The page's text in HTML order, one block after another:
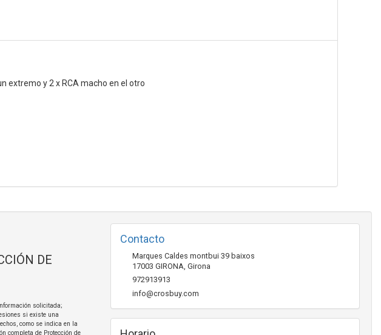
extremo y 2 x RCA macho en el otro
DE
solicitada;
si existe una
como se indica en la
completa de Protección de
Contacto
Marques Caldes montbui 39 baixos
17003 GIRONA, Girona
972913913
info@crosbuy.com